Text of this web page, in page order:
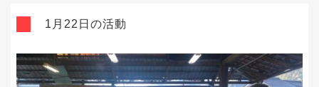
1月22日の活動